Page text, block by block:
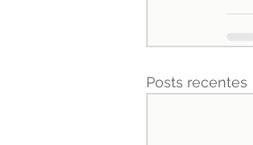
Posts recentes